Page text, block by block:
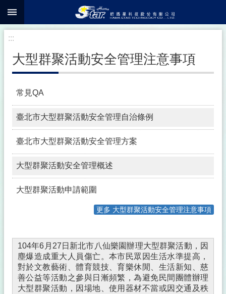
跳到主要內容區塊
:::
大型群聚活動安全管理注意事項
常見QA
臺北市大型群聚活動安全管理自治條例
臺北市大型群聚活動安全管理方案
大型群聚活動安全管理概述
大型群聚活動申請範圍
更多 大型群聚活動安全管理注意事項
104年6月27日新北市八仙樂園辦理大型群聚活動，因
塵爆造成重大人員傷亡。本市民眾因生活水準提高，
對於文教藝術、體育競技、育樂休閒、生活新知、慈
善公益等活動之參與日漸頻繁，為避免民間團體辦理
大型群聚活動，因場地、使用器材不當或因交通及秩